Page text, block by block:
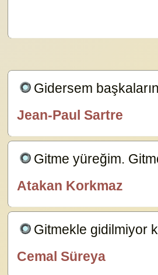
Gidersem
Jean-Paul Sartre
Gitme yüreğim.
Atakan Korkmaz
Gitmekle gidilmiyor
Cemal Süreya